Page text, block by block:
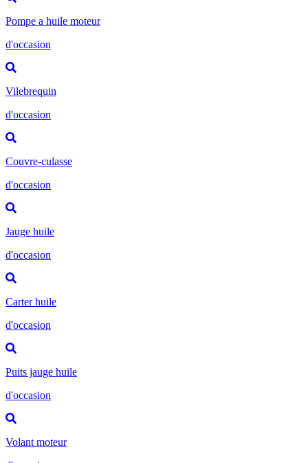
Pompe a huile moteur
d'occasion
Vilebrequin
d'occasion
Couvre-culasse
d'occasion
Jauge huile
d'occasion
Carter huile
d'occasion
Puits jauge huile
d'occasion
Volant moteur